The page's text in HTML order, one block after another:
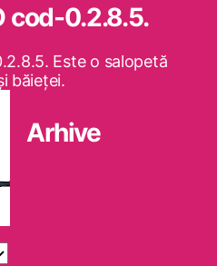
cod-0.2.8.5.
Este o salopetă
băieţei.
Arhive